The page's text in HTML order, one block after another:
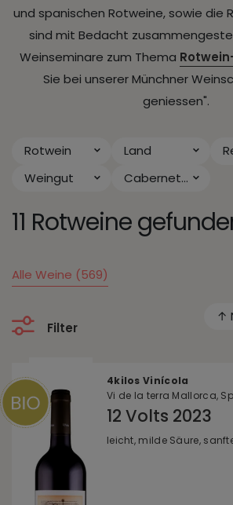
und spanischen Rotweine, sowie die
sind mit Bedacht
Weinseminare zum Thema
Sie bei unserer Münchner
geniessen".
Rotwein Land
Weingut
Cabernet
11 Rotweine
Alle Weine (569)
Filter
↑
4kilos Vinícola
Vi de la terra Mallorca,
12 Volts 2023
leicht, milde Säure,